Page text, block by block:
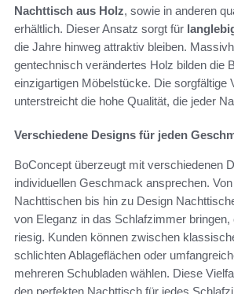
Nachttisch aus Holz, sowie in anderen
erhältlich. Dieser Ansatz sorgt für
die Jahre hinweg attraktiv bleiben.
gentechnisch verändertes Holz bilden die
einzigartigen Möbelstücke. Die sorgfältige
unterstreicht die hohe Qualität, die jeder
Verschiedene Designs für jeden
BoConcept überzeugt mit verschiedenen
individuellen Geschmack ansprechen.
Nachttischen bis hin zu Design
von Eleganz in das Schlafzimmer bringen,
riesig. Kunden können zwischen
schlichten Ablageflächen oder
mehreren Schubladen wählen. Diese